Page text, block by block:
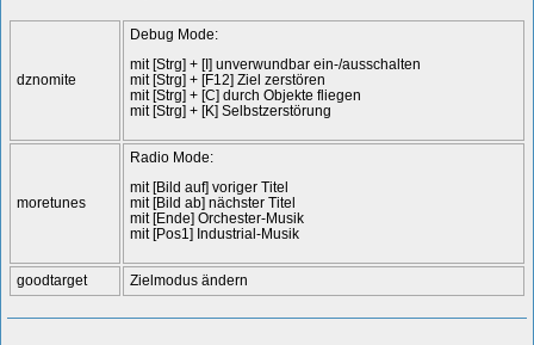
dznomite
Debug Mode:
mit [Strg] + [I] unverwundbar ein-/ausschalten
mit [Strg] + [F12] Ziel zerstören
mit [Strg] + [C] durch Objekte fliegen
mit [Strg] + [K] Selbstzerstörung
moretunes
Radio Mode:
mit [Bild auf] voriger Titel
mit [Bild ab] nächster Titel
mit [Ende] Orchester-Musik
mit [Pos1] Industrial-Musik
goodtarget Zielmodus ändern